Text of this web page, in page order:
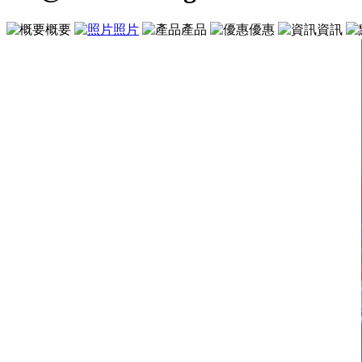
概要 照片 產品 優惠 資訊